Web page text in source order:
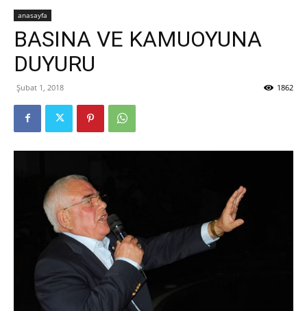
Kooperatifleri
anasayfa
BASINA VE KAMUOYUNA
DUYURU
Şubat 1, 2018 1862